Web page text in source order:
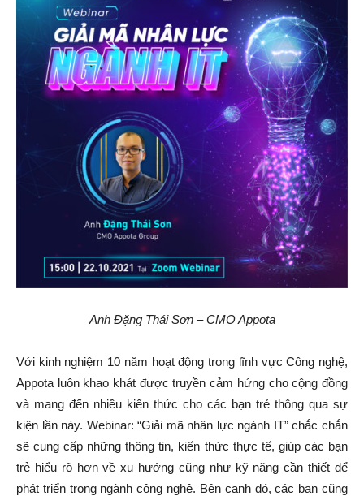
Anh Đặng Thái Sơn – CMO Appota
Với kinh nghiệm 10 năm hoạt động trong lĩnh vực Công nghệ,
Appota luôn khao khát được truyền cảm hứng cho cộng đồng
và mang đến nhiều kiến thức cho các bạn trẻ thông qua sự
kiện lần này. Webinar: “Giải mã nhân lực ngành IT” chắc chắn
sẽ cung cấp những thông tin, kiến thức thực tế, giúp các bạn
trẻ hiểu rõ hơn về xu hướng cũng như kỹ năng cần thiết để
phát triển trong ngành công nghệ. Bên cạnh đó, các bạn cũng